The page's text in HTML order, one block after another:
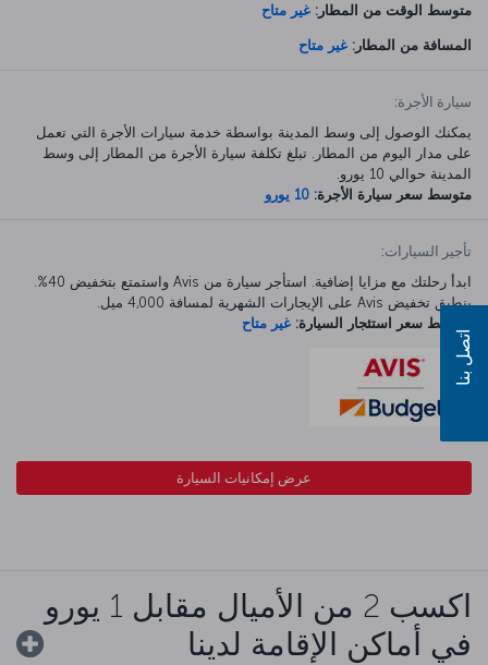
متوسط الوقت من المطار: غير متاح
المسافة من المطار: غير متاح
سيارة الأجرة:
يمكنك الوصول إلى وسط المدينة بواسطة خدمة سيارات الأجرة التي تعمل
على مدار اليوم من المطار. تبلغ تكلفة سيارة الأجرة من المطار إلى وسط
المدينة حوالي 10 يورو.
متوسط سعر سيارة الأجرة: 10 يورو
تأجير السيارات:
ابدأ رحلتك مع مزايا إضافية. استأجر سيارة من Avis واستمتع بتخفيض 40%.
ينطبق تخفيض Avis على الإيجارات الشهرية لمسافة 4,000 ميل.
متوسط سعر استئجار السيارة: غير متاح
عرض إمكانيات السيارة
اكسب 2 من الأميال مقابل 1 يورو
في أماكن الإقامة لدينا
اتصل بنا